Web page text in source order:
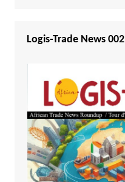
Logis-Trade News 002